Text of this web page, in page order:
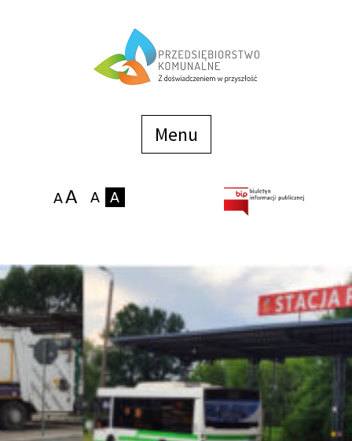
Menu
Zakłady
Podaj stan wodomierza
Kontakt
Oferta